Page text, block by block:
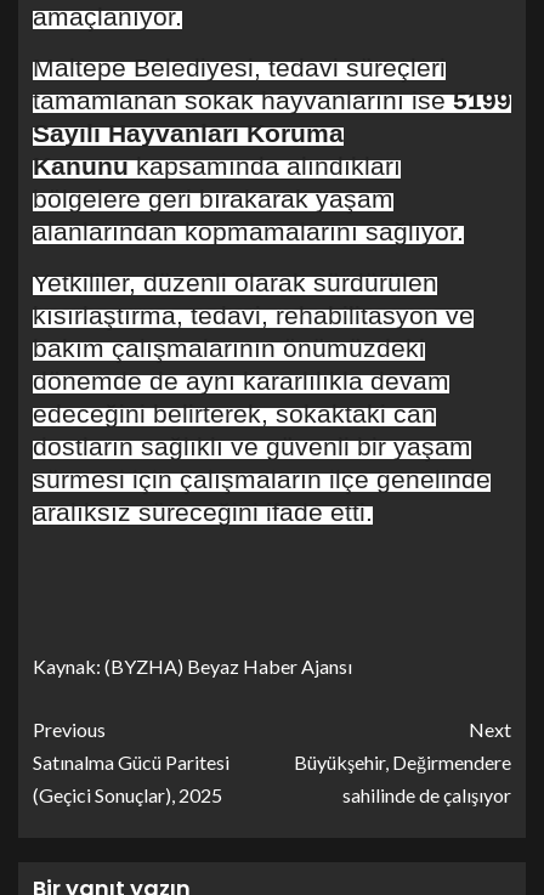
amaçlanıyor.
Maltepe Belediyesi, tedavi süreçleri
tamamlanan sokak hayvanlarını ise5199
Sayılı Hayvanları Koruma
Kanunukapsamında alındıkları
bölgelere geri bırakarak yaşam
alanlarından kopmamalarını sağlıyor.
Yetkililer, düzenli olarak sürdürülen
kısırlaştırma, tedavi, rehabilitasyon ve
bakım çalışmalarının önümüzdeki
dönemde de aynı kararlılıkla devam
edeceğini belirterek, sokaktaki can
dostların sağlıklı ve güvenli bir yaşam
sürmesi için çalışmaların ilçe genelinde
aralıksız süreceğini ifade etti.
Kaynak: (BYZHA) Beyaz Haber Ajansı
Previous
Satınalma Gücü Paritesi
(Geçici Sonuçlar), 2025
Next
Büyükşehir, Değirmendere
sahilinde de çalışıyor
Bir yanıt yazın